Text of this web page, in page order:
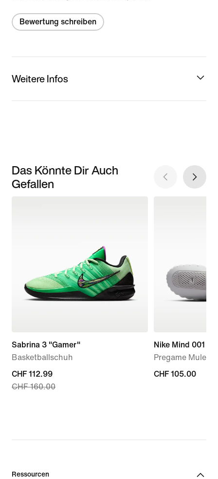
Bewertung schreiben
Weitere Infos
Das Könnte Dir Auch
Gefallen
Sabrina 3 "Gamer"
Basketballschuh
current
price
CHF 160.00
CHF 112.99
CHF 160.00
Nike Mind 001
Pregame Mule
CHF 105.00
CHF 105.00
Ressourcen